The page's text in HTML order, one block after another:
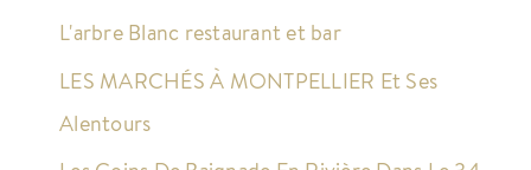
L'arbre Blanc restaurant et bar
LES MARCHÉS À MONTPELLIER Et Ses
Alentours